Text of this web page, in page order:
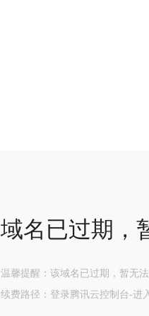
域名已过期，
温馨提醒：该域名已过期，暂无
续费路径：登录腾讯云控制台-进